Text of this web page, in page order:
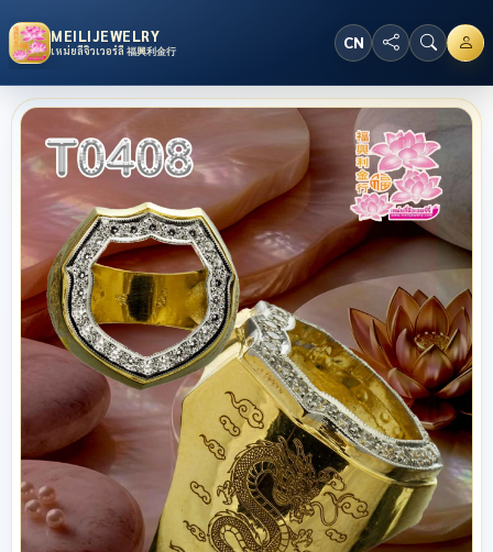
MEILIJEWELRY
เหม่ยลี่จิวเวอร์ลี่ 福興利金行 CN